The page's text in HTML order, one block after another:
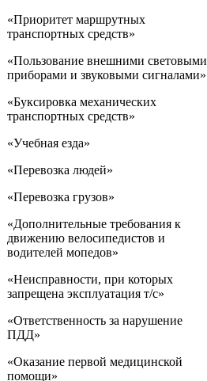
«Приоритет маршрутных
транспортных средств»
«Пользование внешними световыми
приборами и звуковыми сигналами»
«Буксировка механических
транспортных средств»
«Учебная езда»
«Перевозка людей»
«Перевозка грузов»
«Дополнительные требования к
движению велосипедистов и
водителей мопедов»
«Неисправности, при которых
запрещена эксплуатация т/с»
«Ответственность за нарушение
ПДД»
«Оказание первой медицинской
помощи»